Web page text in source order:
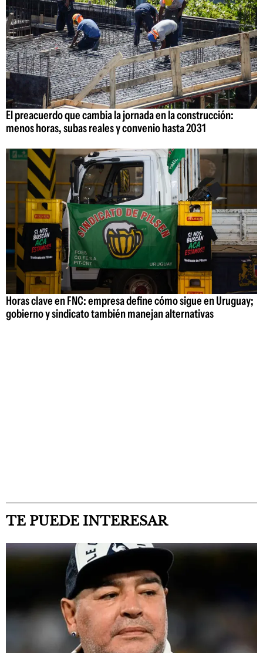
El preacuerdo que cambia la jornada en la construcción:
menos horas, subas reales y convenio hasta 2031
Horas clave en FNC: empresa define cómo sigue en Uruguay;
gobierno y sindicato también manejan alternativas
TE PUEDE INTERESAR